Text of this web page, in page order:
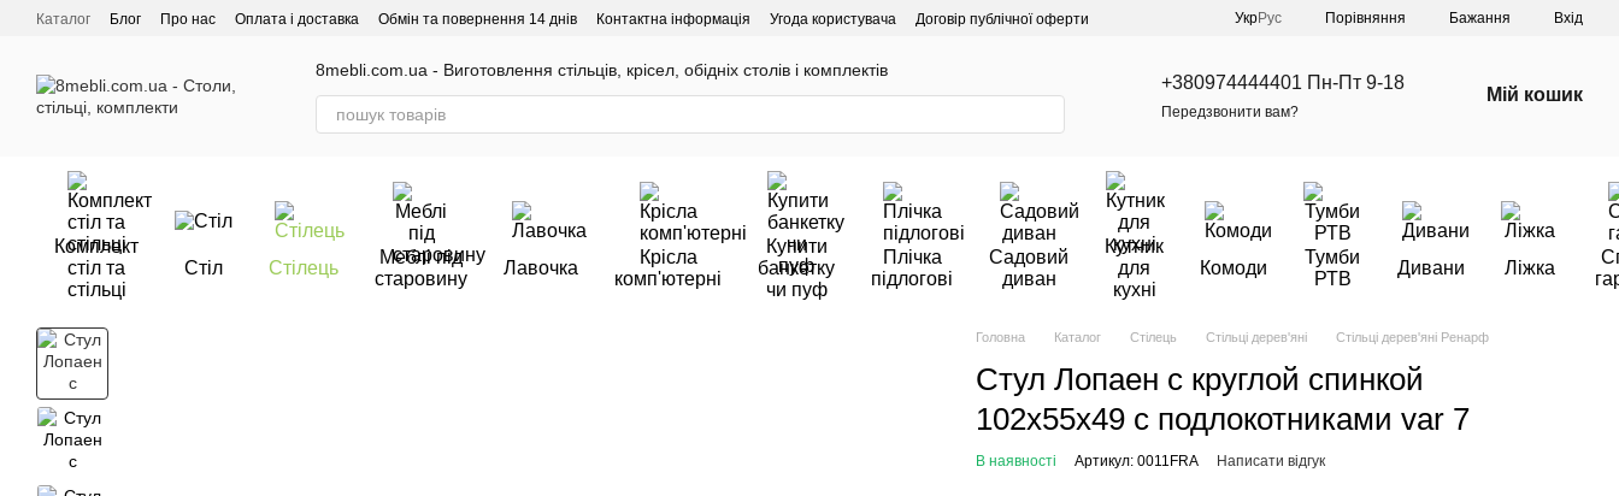
Перейти до основного контенту
Каталог Блог Про нас Оплата і доставка Обмін та повернення 14 днів Контактна інформація Угода користувача
Договір публічної оферти
УкрРус Порівняння Бажання Вхід
8mebli.com.ua - Виготовлення стільців, крісел, обідніх столів і комплектів
+380974444401 Пн-Пт 9-18
Передзвонити вам?
Мій кошик
Комплект
стіл та
стільці
Стіл Стілець
Меблі під
старовину
Лавочка
Крісла
комп'ютерні
Купити
банкетку
чи пуф
Плічка
підлогові
Садовий
диван
Кутник
для
кухні
Комоди
Тумби
РТВ
Дивани Ліжка
Головна Каталог Стілець Стільці дерев'яні Стільці дерев'яні Ренарф
Стул Лопаен с круглой спинкой
102х55х49 с подлокотниками var 7
В наявності Артикул: 0011FRA Написати відгук